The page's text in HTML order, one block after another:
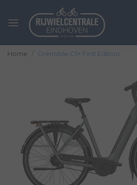
Home Grenoble C5+ First Edition
Vorige